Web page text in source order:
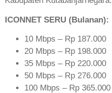
ICONNET SERU (Bulanan):
10 Mbps – Rp 187.000
20 Mbps – Rp 198.000
35 Mbps – Rp 220.000
50 Mbps – Rp 276.000
100 Mbps – Rp 365.000